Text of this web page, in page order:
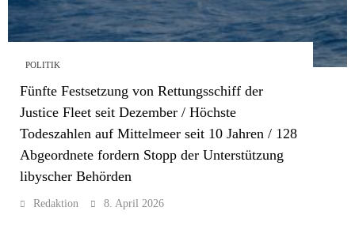
POLITIK
Fünfte Festsetzung von Rettungsschiff der
Justice Fleet seit Dezember / Höchste
Todeszahlen auf Mittelmeer seit 10 Jahren / 128
Abgeordnete fordern Stopp der Unterstützung
libyscher Behörden
Redaktion 8. April 2026